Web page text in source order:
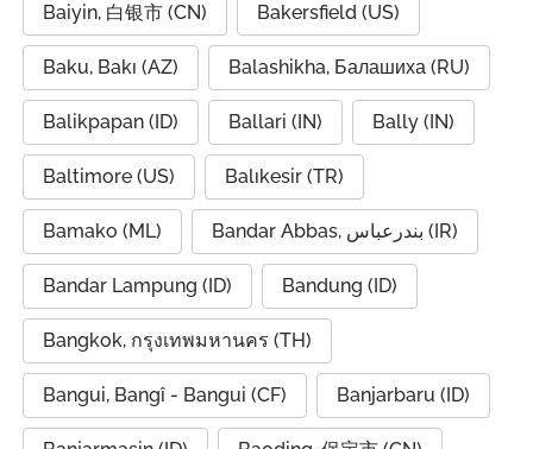
Baiyin, 白银市 (CN) Bakersfield (US)
Baku, Bakı (AZ) Balashikha, Балашиха (RU)
Balikpapan (ID) Ballari (IN) Bally (IN)
Baltimore (US) Balıkesir (TR)
Bamako (ML) Bandar Abbas, بندرعباس (IR)
Bandar Lampung (ID) Bandung (ID)
Bangkok, กรุงเทพมหานคร (TH)
Bangui, Bangî - Bangui (CF) Banjarbaru (ID)